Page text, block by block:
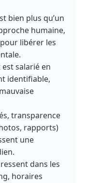
bien plus qu’un
humaine,
libérer les
salarié en
identifiable,
transparence
rapports)
une
dans les
horaires